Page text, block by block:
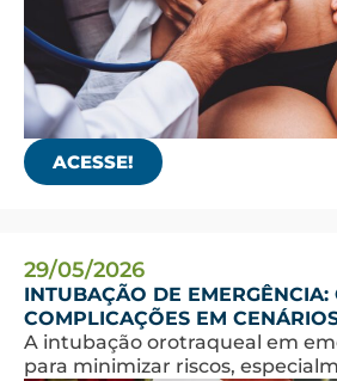
ACESSE!
29/05/2026
INTUBAÇÃO DE
COMPLICAÇÕES EM
A intubação orotraqueal em
para minimizar riscos,